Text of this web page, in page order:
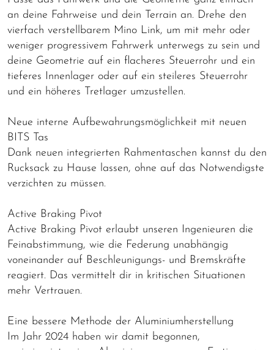
an deine Fahrweise und dein Terrain an. Drehe den
vierfach verstellbarem Mino Link, um mit mehr oder
weniger progressivem Fahrwerk unterwegs zu sein und
deine Geometrie auf ein flacheres Steuerrohr und ein
tieferes Innenlager oder auf ein steileres Steuerrohr
und ein höheres Tretlager umzustellen.
Neue interne Aufbewahrungsmöglichkeit mit neuen
BITS Tas
Dank neuen integrierten Rahmentaschen kannst du den
Rucksack zu Hause lassen, ohne auf das Notwendigste
verzichten zu müssen.
Active Braking Pivot
Active Braking Pivot erlaubt unseren Ingenieuren die
Feinabstimmung, wie die Federung unabhängig
voneinander auf Beschleunigungs- und Bremskräfte
reagiert. Das vermittelt dir in kritischen Situationen
mehr Vertrauen.
Eine bessere Methode der Aluminiumherstellung
Im Jahr 2024 haben wir damit begonnen,